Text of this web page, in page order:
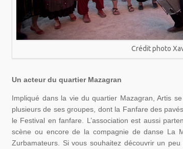
Crédit photo
Un acteur du quartier Mazagran
Impliqué dans la vie du quartier Mazagran, Artis
plusieurs de ses groupes, dont la Fanfare des
le Festival en fanfare. L’association est aussi
scène ou encore de la compagnie de danse La
Zurbamateurs. Si vous souhaitez découvrir un